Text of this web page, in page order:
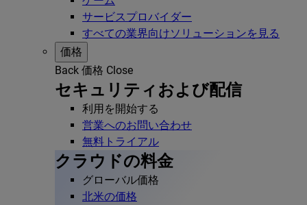
サービスプロバイダー
すべての業界向けソリューションを見る
価格
Back 価格 Close
セキュリティおよび配信
利用を開始する
営業へのお問い合わせ
無料トライアル
クラウドの料金
グローバル価格
北米の価格